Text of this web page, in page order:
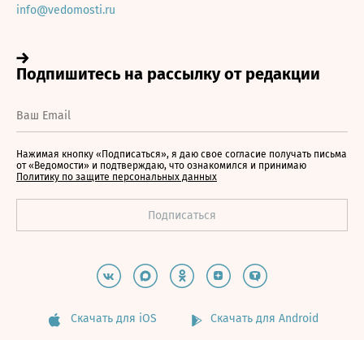
info@vedomosti.ru
Нажимая кнопку «Подписаться», я даю свое согласие получать письма
от «Ведомости» и подтверждаю, что ознакомился и принимаю
Политику по защите персональных данных
Скачать для iOS Скачать для Android